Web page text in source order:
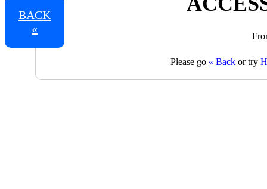
BACK
«
Please go « Back or try